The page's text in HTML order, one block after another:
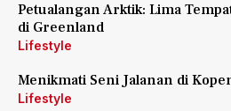
Petualangan Arktik: Lima
di Greenland
Lifestyle
Menikmati Seni Jalanan di
Lifestyle